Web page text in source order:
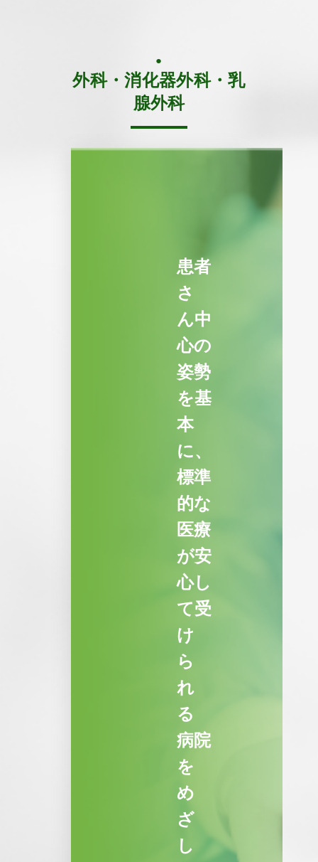
外科・消化器外科・乳
腺外科
患者
さ
ん中
心の
姿勢
を基
本
に、
標準
的な
医療
が安
心し
て受
け
ら
れ
る
病院
を
め
ざ
し